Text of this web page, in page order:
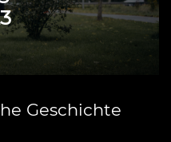
Geschichte